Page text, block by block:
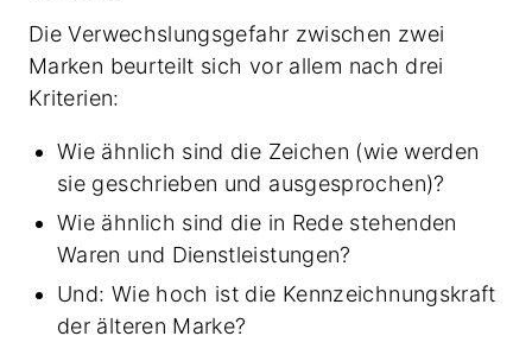
Die Verwechslungsgefahr zwischen zwei
Marken beurteilt sich vor allem nach drei
Kriterien:
Wie ähnlich sind die Zeichen (wie werden
sie geschrieben und ausgesprochen)?
Wie ähnlich sind die in Rede stehenden
Waren und Dienstleistungen?
Und: Wie hoch ist die Kennzeichnungskraft
der älteren Marke?